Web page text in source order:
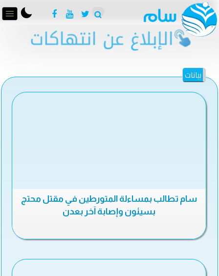
بيانات
سام تطالب بمساءلة المتورطين في مقتل محتج
بسيئون وإصابة آخر بعدن